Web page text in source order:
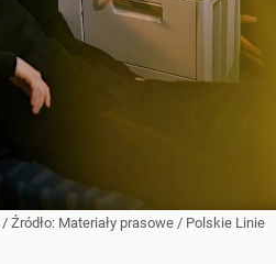
/ Źródło: Materiały prasowe / Polskie Linie